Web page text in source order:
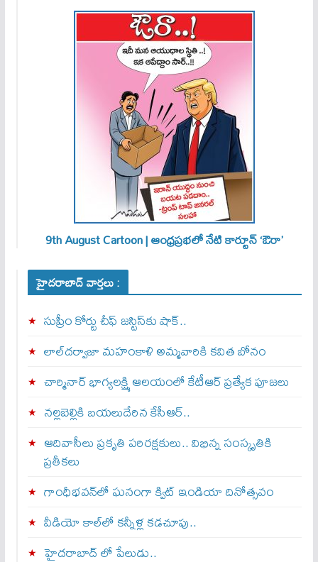
9th August Cartoon | ఆంధ్రప్రభలో నేటి కార్టూన్ ‘ఔరా’
హైదరాబాద్ వార్తలు :
సుప్రీం కోర్టు చీఫ్ జస్టిస్⁭కు షాక్..
లాల్‌దర్వాజా మహంకాళి అమ్మవారికి కవిత బోనం
చార్మినార్‌ భాగ్యలక్ష్మి ఆలయంలో కేటీఆర్ ప్రత్యేక పూజలు
నల్లబెల్లికి బయలుదేరిన కేసీఆర్‌..
ఆదివాసీలు ప్రకృతి పరిరక్షకులు.. విభిన్న సంస్కృతికి
ప్రతీకలు
గాంధీభవన్‌లో ఘనంగా క్విట్‌ ఇండియా దినోత్సవం
వీడియో కాల్‌లో కన్నీళ్ల కడచూపు..
హైదరాబాద్ లో పేలుడు..